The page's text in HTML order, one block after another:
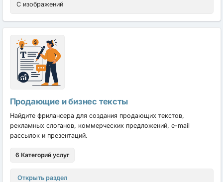
С изображений
Продающие и бизнес тексты
Найдите фрилансера для создания продающих текстов,
рекламных слоганов, коммерческих предложений, e-mail
рассылок и презентаций.
6 Категорий услуг
Открыть раздел